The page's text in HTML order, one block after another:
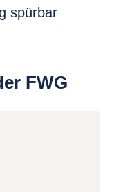
spürbar
FWG